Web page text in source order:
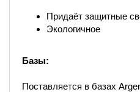
Придаёт защитные
Экологичное
Базы:
Поставляется в базах